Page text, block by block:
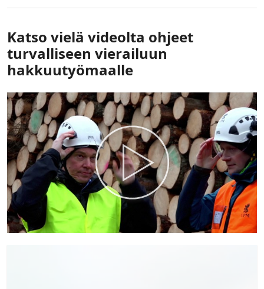
Katso vielä videolta ohjeet
turvalliseen vierailuun
hakkuutyömaalle